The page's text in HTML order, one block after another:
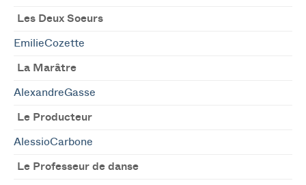
Les Deux Soeurs
EmilieCozette
La Marâtre
AlexandreGasse
Le Producteur
AlessioCarbone
Le Professeur de danse